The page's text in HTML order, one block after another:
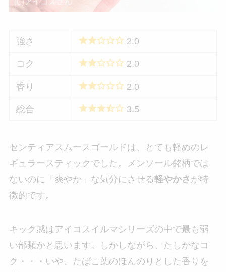
強さ 2.0
コク 2.0
香り 2.0
総合 3.5
センティアスムースゴールドは、とても軽めのレ
ギュラースティックでした。メンソール銘柄では
ないのに「爽やか」な気分にさせる軽やかさ が特
徴的です。
キック感はアイコスイルマシリーズの中で最も弱
い部類かと思います。しかしながら、たしかなコ
ク・・・いや、たばこ葉のほんのりとした香りを